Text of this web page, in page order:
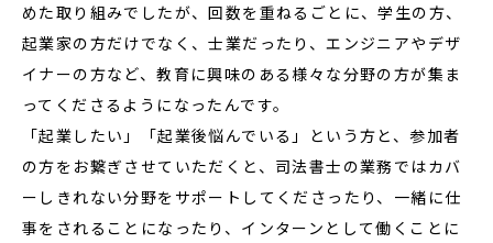
めた取り組みでしたが、回数を重ねるごとに、学生の方、
起業家の方だけでなく、士業だったり、エンジニアやデザ
イナーの方など、教育に興味のある様々な分野の方が集ま
ってくださるようになったんです。
「起業したい」「起業後悩んでいる」という方と、参加者
の方をお繋ぎさせていただくと、司法書士の業務ではカバ
ーしきれない分野をサポートしてくださったり、一緒に仕
事をされることになったり、インターンとして働くことに